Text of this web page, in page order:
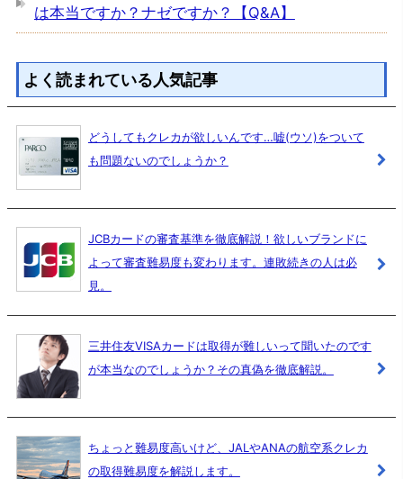
は本当ですか？ナゼですか？【Q&A】
よく読まれている人気記事
どうしてもクレカが欲しいんです…嘘(ウソ)をついて
も問題ないのでしょうか？
JCBカードの審査基準を徹底解説！欲しいブランドに
よって審査難易度も変わります。連敗続きの人は必
見。
三井住友VISAカードは取得が難しいって聞いたのです
が本当なのでしょうか？その真偽を徹底解説。
ちょっと難易度高いけど、JALやANAの航空系クレカ
の取得難易度を解説します。